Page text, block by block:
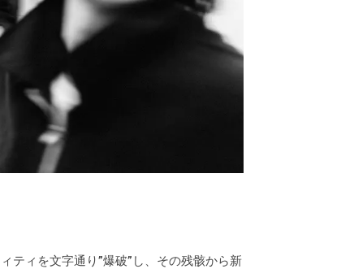
ティを文字通り”爆破”し、その残骸から新